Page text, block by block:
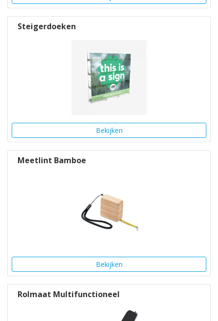
Steigerdoeken
Bekijken
Meetlint Bamboe
Bekijken
Rolmaat Multifunctioneel